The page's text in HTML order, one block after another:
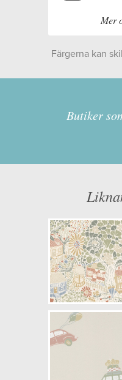
Mer
Kollektion:
Opacitet:
NCS
Färg: Blå,
Mönster:
Struktur: Slät
Cirkapris:
(Kontakta
exakt pris.)
Färgerna kan
Butiker